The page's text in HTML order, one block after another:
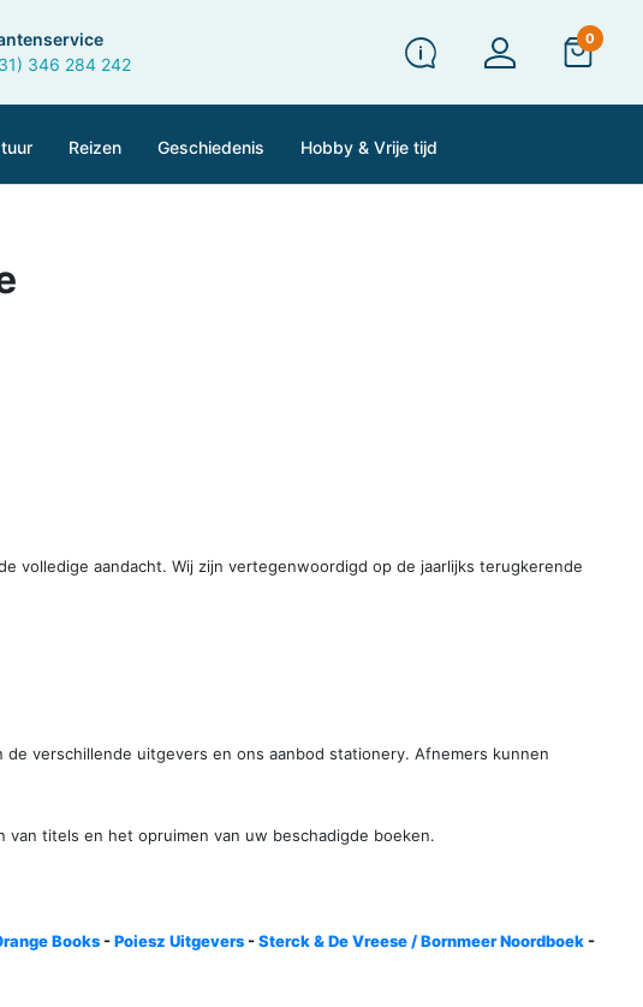
346 284 242
0
Reizen Geschiedenis Hobby & Vrije tijd
volledige aandacht. Wij zijn vertegenwoordigd op de jaarlijks terugkerende
verschillende uitgevers en ons aanbod stationery. Afnemers kunnen
titels en het opruimen van uw beschadigde boeken.
Books-Poiesz Uitgevers-Sterck & De Vreese / Bornmeer Noordboek-